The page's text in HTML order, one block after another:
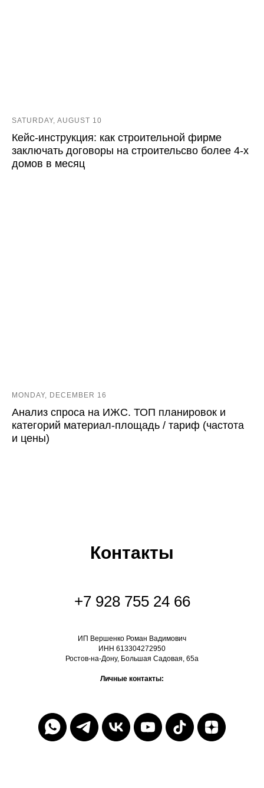
SATURDAY, AUGUST 10
Кейс-инструкция: как строительной фирме
заключать договоры на строительсво более 4-х
домов в месяц
MONDAY, DECEMBER 16
Анализ спроса на ИЖС. ТОП планировок и
категорий материал-площадь / тариф (частота
и цены)
Контакты
+7 928 755 24 66
ИП Вершенко Роман Вадимович
ИНН 613304272950
Ростов-на-Дону, Большая Садовая, 65а
Личные контакты: